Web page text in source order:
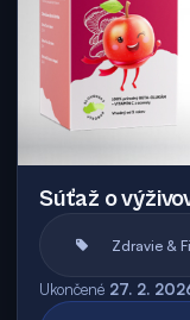
Súťaž o
Zdravie &
Ukončené 27. 2.